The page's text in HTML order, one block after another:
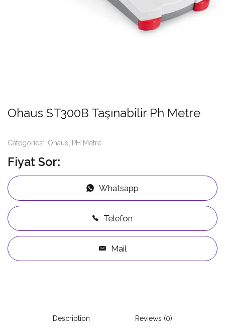
Ohaus ST300B Taşınabilir Ph Metre
Categories: Ohaus PH Metre
Fiyat Sor:
Whatsapp
Telefon
Mail
Description Reviews (0)